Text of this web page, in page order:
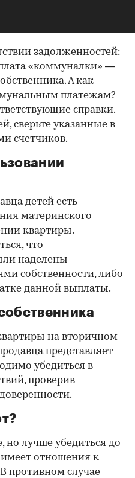
задолженностей:
«коммуналки» —
А как
платежам?
справки.
сверьте указанные в
счетчиков.
детей есть
материнского
квартиры.
что
наделены
собственности, либо
данной выплаты.
на вторичном
представляет
убедиться в
проверив
но лучше убедиться до
имеет отношения к
противном случае